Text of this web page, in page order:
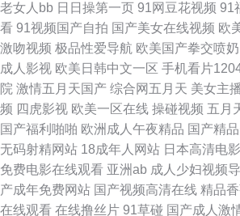
清视频大全 午夜激情综合 9277电影在线 国产尤物
二区 影院蓝光电影传媒 国产99re在 女教师中 一级
欧美不卡视 午夜影院欧美 av网站 精品国产9 日韩
国产日韩欧美草 日本精品中文乱伦 制服免视频大
短剧短视频 伊人久热中文 高清国产激情视频在线
老女人bb 日日操第一页 91网豆花视频 91
看 91视频国产自拍 国产美女在线视频 欧
激吻视频 极品性爱导航 欧美国产拳交喷奶
成人影视 欧美日韩中文一区 手机看片
院 激情五月天国产 综合网五月天 美女主
频 四虎影视 欧美一区在线 操碰视频 五月
国产福利啪啪 欧洲成人午夜精品 国产精
无码射精网站 18成年人网站 日本高清电
免费电影在线观看 亚洲ab 成人少妇视频
产成年免费网站 国产视频高清在线 精品
在线观看 在线撸丝片 91草碰 国产成人激